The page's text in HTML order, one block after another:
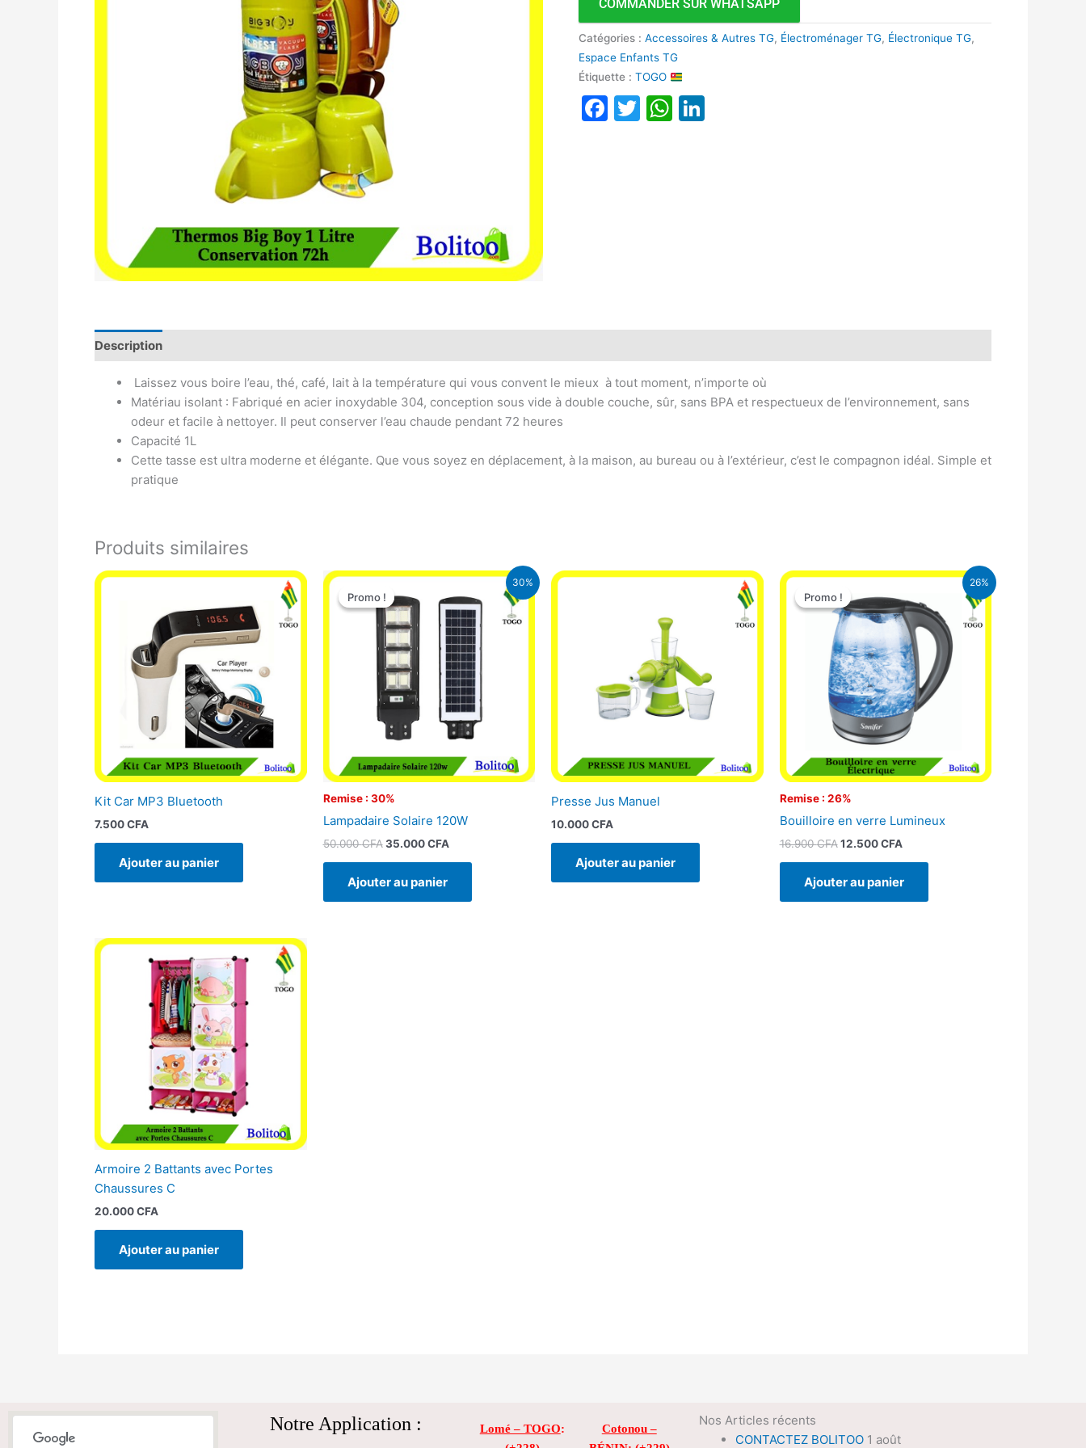
COMMANDER SUR WHATSAPP
Catégories :Accessoires & Autres TG, Électroménager TG, Électronique TG,
Espace Enfants TG
Étiquette :TOGO
Facebook
TwitterWhatsApp
Description
Laissez vous boire l’eau, thé, café, lait à la température qui vous convent le mieux à tout moment, n’importe où
Matériau isolant : Fabriqué en acier inoxydable 304, conception sous vide à double couche, sûr, sans BPA et respectueux de l’environnement, sans
odeur et facile à nettoyer. Il peut conserver l’eau chaude pendant 72 heures
Capacité 1L
Cette tasse est ultra moderne et élégante. Que vous soyez en déplacement, à la maison, au bureau ou à l’extérieur, c’est le compagnon idéal. Simple et
pratique
Produits similaires
Kit Car MP3 Bluetooth
7.500CFA
Ajouter au panier
30%
Promo !
Remise : 30%
Promo !
Lampadaire Solaire 120W
50.000CFA
Le
initial
était :
50.000 CFA.
35.000CFA
Le
actuel
est :
35.000 CFA.
Ajouter au panier
Presse Jus Manuel
10.000CFA
Ajouter au panier
26%
Promo !
Remise : 26%
Promo !
Bouilloire en verre Lumineux
16.900CFA
Le
initial
était :
16.900 CFA.
12.500CFA
Le
actuel
est :
12.500 CFA.
Ajouter au panier
Armoire 2 Battants avec Portes
Chaussures C
20.000CFA
Ajouter au panier
Notre Application : Lomé – TOGO:
Cotonou –
Nos Articles récents
CONTACTEZ BOLITOO 1 août